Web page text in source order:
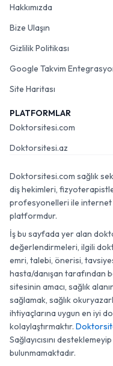
Hakkımızda
Bize Ulaşın
Gizlilik Politikası
Google Takvim
Site Haritası
PLATFORMLAR
Doktorsitesi.com
Doktorsitesi.az
Doktorsitesi.com sağlık
diş hekimleri,
profesyonelleri ile internet
platformdur.
İş bu sayfada yer alan
değerlendirmeleri, ilgili
emri, talebi, önerisi,
hasta/danışan tarafından
sitesinin amacı, sağlık
sağlamak, sağlık
ihtiyaçlarına uygun en iyi
kolaylaştırmaktır.
Sağlayıcısını
bulunmamaktadır.